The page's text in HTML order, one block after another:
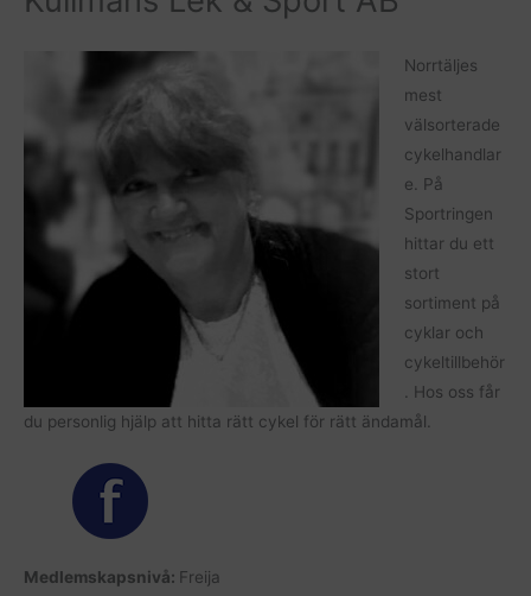
Norrtäljes
mest
välsorterade
cykelhandlar
e. På
Sportringen
hittar du ett
stort
sortiment på
cyklar och
cykeltillbehör
. Hos oss får
du personlig hjälp att hitta rätt cykel för rätt ändamål.
Medlemskapsnivå: Freija